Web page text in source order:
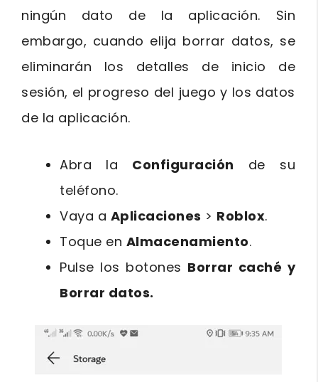
ningún dato de la aplicación. Sin
embargo, cuando elija borrar datos, se
eliminarán los detalles de inicio de
sesión, el progreso del juego y los datos
de la aplicación.
Abra la Configuración de su
teléfono.
Vaya a Aplicaciones > Roblox.
Toque en Almacenamiento.
Pulse los botones Borrar caché y
Borrar datos.